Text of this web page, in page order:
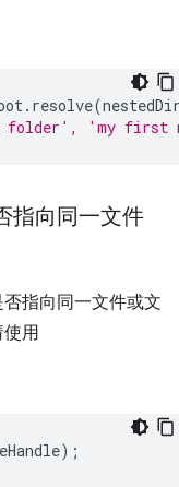
. resolve(
'my first
指向同一文件
指向同一文件或文
用
);